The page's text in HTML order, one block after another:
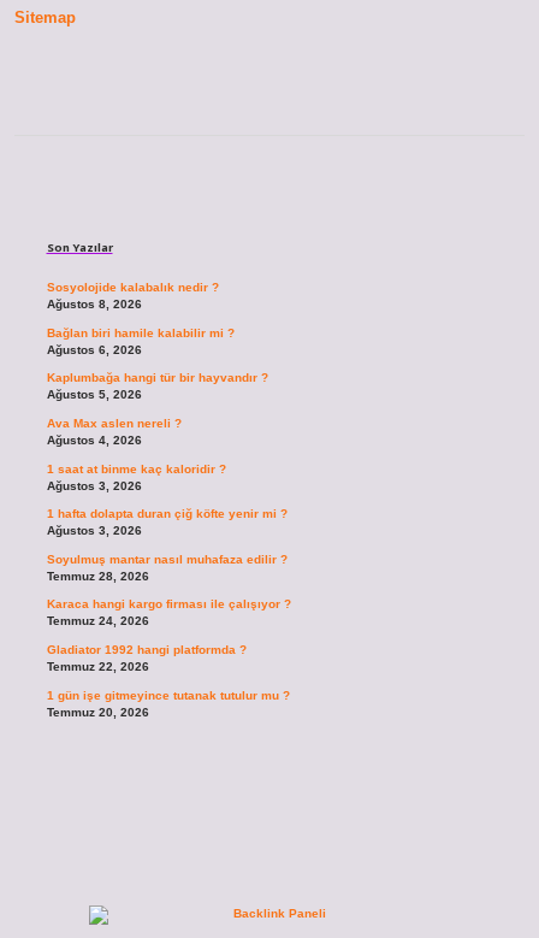
Sitemap
Son Yazılar
Sosyolojide kalabalık nedir ?
Ağustos 8, 2026
Bağlan biri hamile kalabilir mi ?
Ağustos 6, 2026
Kaplumbağa hangi tür bir hayvandır ?
Ağustos 5, 2026
Ava Max aslen nereli ?
Ağustos 4, 2026
1 saat at binme kaç kaloridir ?
Ağustos 3, 2026
1 hafta dolapta duran çiğ köfte yenir mi ?
Ağustos 3, 2026
Soyulmuş mantar nasıl muhafaza edilir ?
Temmuz 28, 2026
Karaca hangi kargo firması ile çalışıyor ?
Temmuz 24, 2026
Gladiator 1992 hangi platformda ?
Temmuz 22, 2026
1 gün işe gitmeyince tutanak tutulur mu ?
Temmuz 20, 2026